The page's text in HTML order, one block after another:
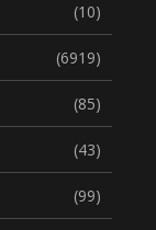
(10)
(6919)
(85)
(43)
(99)